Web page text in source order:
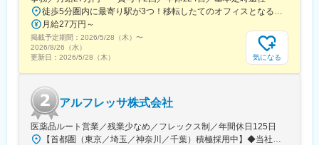
徒歩5分圏内に最寄り駅が3つ！移転したてのオフィスとなるため、新しくキレイなオフィスで働けます！★転勤なし東京都中央区銀座6-13-16 ヒューリック銀座ウォールビル3階新富町から徒歩3分※受動喫煙対策：屋内禁煙
月給27万円～
掲載予定期間： 2026/5/28（木） 〜
2026/8/26（水）
更新日： 2026/5/28（木） 気になる
アルフレッサ株式会社
医薬品ルート営業／残業少なめ／フレックス制／年間休日125日
【首都圏（東京／埼玉／神奈川／千葉）積極採用中】◆当社が展開する【北海道／関東／首都圏／中部／近畿／九州】の各事業所へご希望を考慮した上で配属となります。【北海道】北海道【関東】栃木／群馬／茨城／長野／山梨／新潟【首都圏】東京／埼玉／神奈川／千葉★積極採用エリア【中部】静岡／愛知／三重／岐阜【近畿】滋賀／兵庫／大阪／京都／奈良／和歌山【九州】福岡／長崎／熊本／大分／宮崎／鹿児島各事業所の詳細については、弊社HPよりご確認ください※「企業情報」→「拠点」よりご確認いただけます。屋内禁煙(※喫煙室あり※禁煙タイムあり※喫煙室での就労はありません)